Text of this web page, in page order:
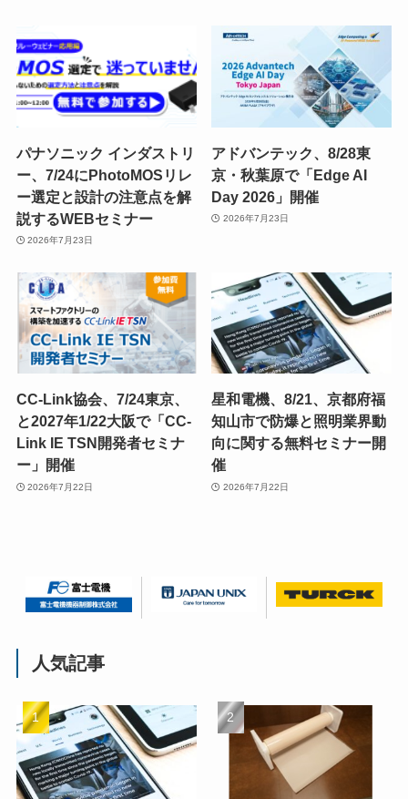
パナソニック インダストリ
ー、7/24にPhotoMOSリレ
ー選定と設計の注意点を解
説するWEBセミナー
2026年7月23日
アドバンテック、8/28東
京・秋葉原で「Edge AI
Day 2026」開催
2026年7月23日
CC-Link協会、7/24東京、
と2027年1/22大阪で「CC-
Link IE TSN開発者セミナ
ー」開催
2026年7月22日
星和電機、8/21、京都府福
知山市で防爆と照明業界動
向に関する無料セミナー開
催
2026年7月22日
人気記事